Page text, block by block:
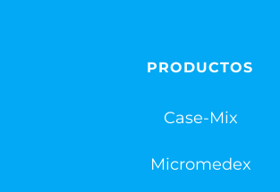
PRODUCTOS
Case-Mix
Micromedex